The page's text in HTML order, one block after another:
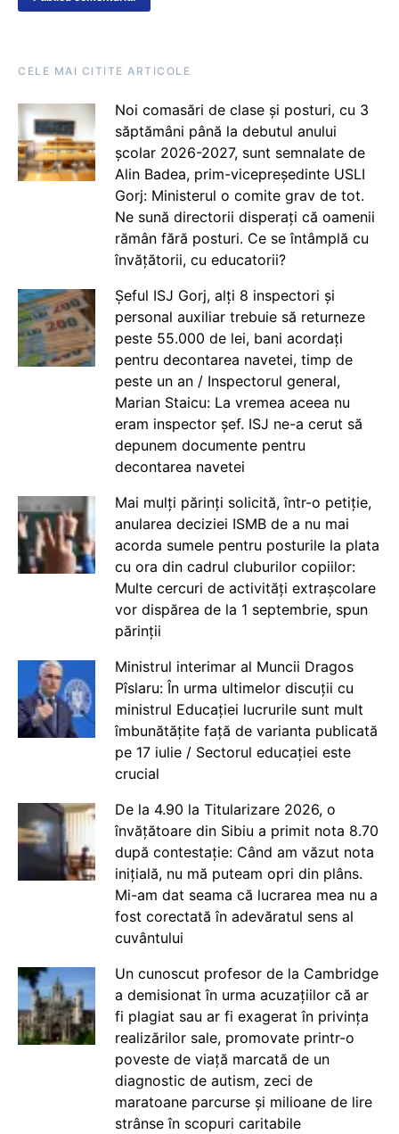
CELE MAI CITITE ARTICOLE
Noi comasări de clase și posturi, cu 3
săptămâni până la debutul anului
școlar 2026-2027, sunt semnalate de
Alin Badea, prim-vicepreședinte USLI
Gorj: Ministerul o comite grav de tot.
Ne sună directorii disperați că oamenii
rămân fără posturi. Ce se întâmplă cu
învățătorii, cu educatorii?
Șeful ISJ Gorj, alți 8 inspectori și
personal auxiliar trebuie să returneze
peste 55.000 de lei, bani acordați
pentru decontarea navetei, timp de
peste un an / Inspectorul general,
Marian Staicu: La vremea aceea nu
eram inspector șef. ISJ ne-a cerut să
depunem documente pentru
decontarea navetei
Mai mulți părinți solicită, într-o petiție,
anularea deciziei ISMB de a nu mai
acorda sumele pentru posturile la plata
cu ora din cadrul cluburilor copiilor:
Multe cercuri de activități extrașcolare
vor dispărea de la 1 septembrie, spun
părinții
Ministrul interimar al Muncii Dragos
Pîslaru: În urma ultimelor discuții cu
ministrul Educației lucrurile sunt mult
îmbunătățite față de varianta publicată
pe 17 iulie / Sectorul educației este
crucial
De la 4.90 la Titularizare 2026, o
învățătoare din Sibiu a primit nota 8.70
după contestație: Când am văzut nota
inițială, nu mă puteam opri din plâns.
Mi-am dat seama că lucrarea mea nu a
fost corectată în adevăratul sens al
cuvântului
Un cunoscut profesor de la Cambridge
a demisionat în urma acuzațiilor că ar
fi plagiat sau ar fi exagerat în privința
realizărilor sale, promovate printr-o
poveste de viață marcată de un
diagnostic de autism, zeci de
maratoane parcurse și milioane de lire
strânse în scopuri caritabile